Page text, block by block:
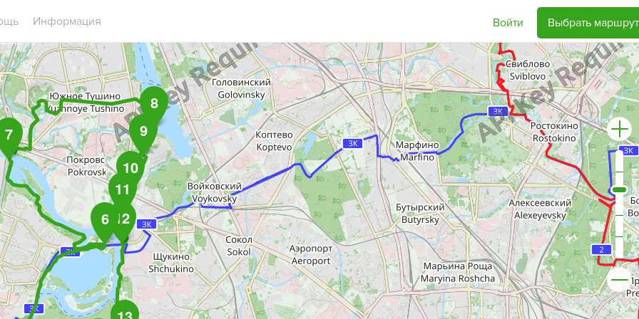
Информация Войти Выбрать маршрут
6
7
8
9
10
11
12